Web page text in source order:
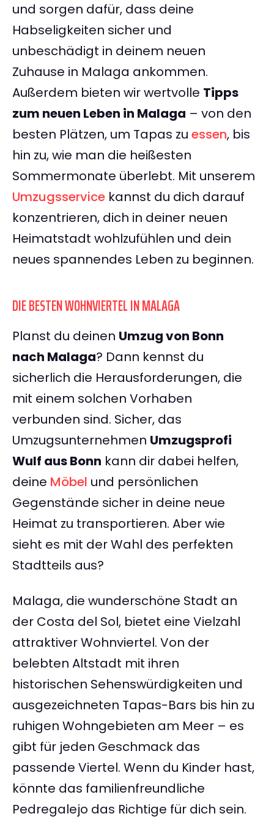
und sorgen dafür, dass deine
Habseligkeiten sicher und
unbeschädigt in deinem neuen
Zuhause in Malaga ankommen.
Außerdem bieten wir wertvolle Tipps
zum neuen Leben in Malaga – von den
besten Plätzen, um Tapas zu essen, bis
hin zu, wie man die heißesten
Sommermonate überlebt. Mit unserem
Umzugsservice kannst du dich darauf
konzentrieren, dich in deiner neuen
Heimatstadt wohlzufühlen und dein
neues spannendes Leben zu beginnen.
DIE BESTEN WOHNVIERTEL IN MALAGA
Planst du deinen Umzug von Bonn
nach Malaga? Dann kennst du
sicherlich die Herausforderungen, die
mit einem solchen Vorhaben
verbunden sind. Sicher, das
Umzugsunternehmen Umzugsprofi
Wulf aus Bonn kann dir dabei helfen,
deine Möbel und persönlichen
Gegenstände sicher in deine neue
Heimat zu transportieren. Aber wie
sieht es mit der Wahl des perfekten
Stadtteils aus?
Malaga, die wunderschöne Stadt an
der Costa del Sol, bietet eine Vielzahl
attraktiver Wohnviertel. Von der
belebten Altstadt mit ihren
historischen Sehenswürdigkeiten und
ausgezeichneten Tapas-Bars bis hin zu
ruhigen Wohngebieten am Meer – es
gibt für jeden Geschmack das
passende Viertel. Wenn du Kinder hast,
könnte das familienfreundliche
Pedregalejo das Richtige für dich sein.